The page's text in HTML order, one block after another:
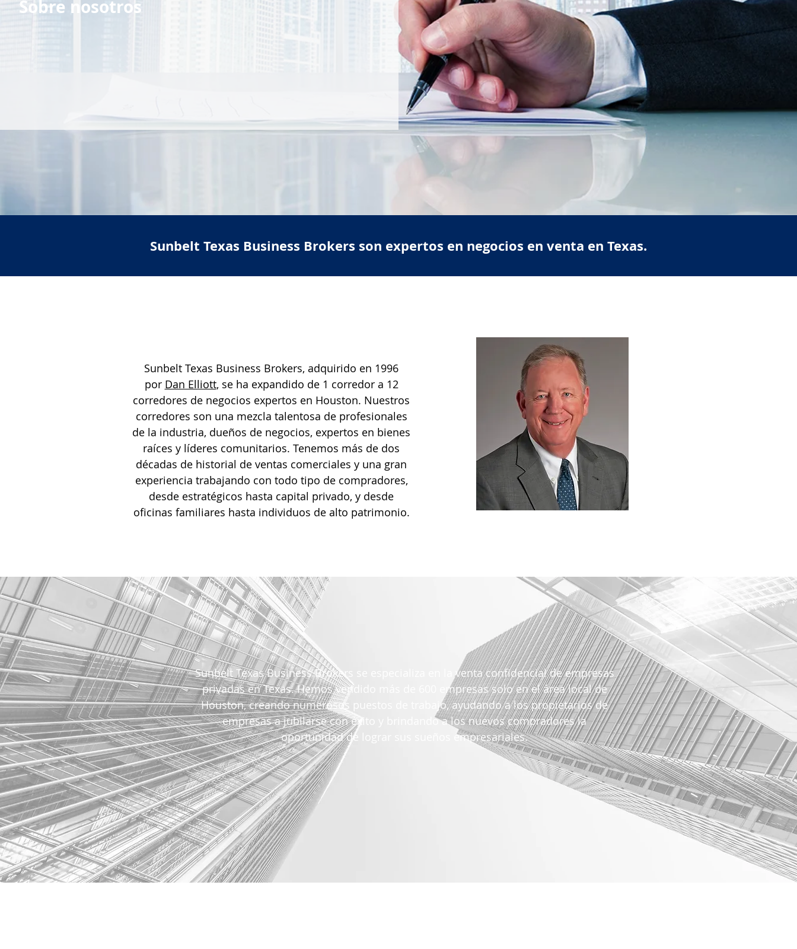
Sobre nosotros
Sunbelt Texas Business Brokers son expertos en negocios en venta en Texas.
Sunbelt Texas Business Brokers, adquirido en 1996
por Dan Elliott, se ha expandido de 1 corredor a 12
corredores de negocios expertos en Houston. Nuestros
corredores son una mezcla talentosa de profesionales
de la industria, dueños de negocios, expertos en bienes
raíces y líderes comunitarios. Tenemos más de dos
décadas de historial de ventas comerciales y una gran
experiencia trabajando con todo tipo de compradores,
desde estratégicos hasta capital privado, y desde
oficinas familiares hasta individuos de alto patrimonio.
Sunbelt Texas Business Brokers se especializa en la venta confidencial de empresas
privadas en Texas. Hemos vendido más de 600 empresas solo en el área local de
Houston, creando numerosos puestos de trabajo, ayudando a los propietarios de
empresas a jubilarse con éxito y brindando a los nuevos compradores la
oportunidad de lograr sus sueños empresariales.